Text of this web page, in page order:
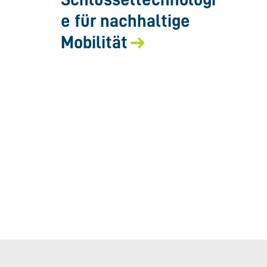
e für nachhaltige
Mobilität